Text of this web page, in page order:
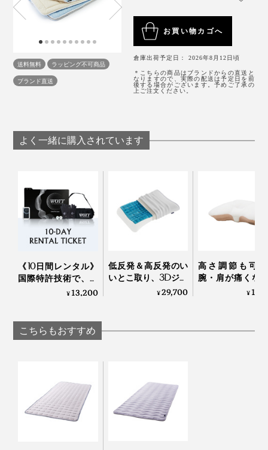
を使用しているものがほとんど。そもそもウレタン素材
の場合は洗えないし、洗える素材でも肌ざわりは優先さ
れていないため、自分で好みのシーツなどを重ねるしか
ありませんでした。
『すばらしきしんぐ™』なら、素肌に触れるのは、気持
ちいい天然素材。さらにシーツなどを重ねるわずらわし
ブルーの面は麻100％。麻のなかでも繊維が長く、肌ざ
ので、汗をかいてもべたつきません。洗うほど風合いが
柔らかくなるのを楽しめます。
もうひとつのポイントが軽さ。短時間の脱水でも大部分
す。
たりすると、次第に使わなくなることがありますが、
『すばらしきしんぐ™』ならずっとラクに使い続けられ
睡眠環境と収納問題を一度に改善できる『すばらしきし
んぐ™』、一度使えば、両親や親しい人にもすすめたく
なるはずです。
てヨッコイショと体を返す感じ。寝返りのたびにどこか
を踏ん張らないとダメなことが分かりました。
『すばらしきしんぐ™』の場合は、特に腰回りが下から
支えられている感じ。「かかと」に力を入れなくても、
くるっと回るように自然に寝返りが打てます。
調子に大きく影響しそう。
のでおすすめはしませんが、想像以上の弾力性の高さに
感動。こんなに薄いのにすごい！
筋力の弱った高齢の両親にもすすめたいです。
送料無料
ラッピング不可商品
ブランド直送
お買い物カゴへ
倉庫出荷予定日： 2026年8月12日頃
＊こちらの商品はブランドからの直送と
なりますので、実際の配送は予定日を前
後する場合がございます。予めご了承の
上ご注文ください。
よく一緒に購入されています
《10日間レンタル》
国際特許技術で、体
内の水分にアプロー
ス」｜WOTT
¥13,200
低反発＆高反発のい
いとこ取り、3Dジェ
ルキューブの「テク
¥29,700
高さ調節も可
腕・肩が痛くな
くい「横向き寝
¥
こちらもおすすめ